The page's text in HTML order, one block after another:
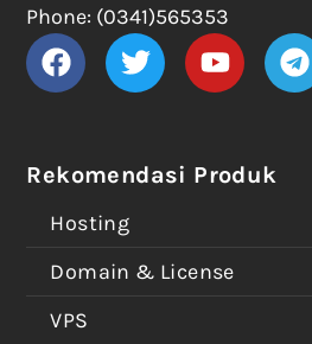
Rekomendasi Produk
Hosting
Domain & License
VPS
Phone: (0341)565353